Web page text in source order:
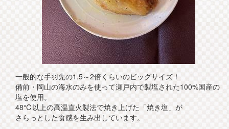
一般的な手羽先の1.5～2倍くらいのビッグサイズ！
備前・岡山の海水のみを使って瀬戸内で製塩された100%国産の
塩を使用。
48℃以上の高温直火製法で焼き上げた「焼き塩」が
さらっとした食感を生み出しています。